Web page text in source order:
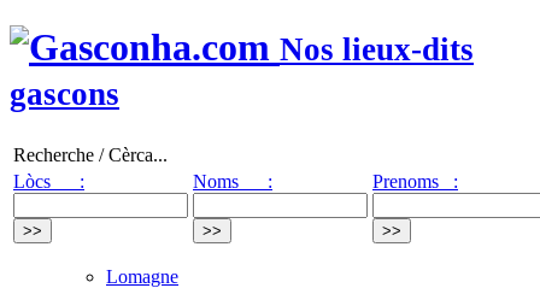
Nos lieux-dits
gascons
Recherche / Cèrca...
Lòcs :
Noms : Prenoms :
Lomagne